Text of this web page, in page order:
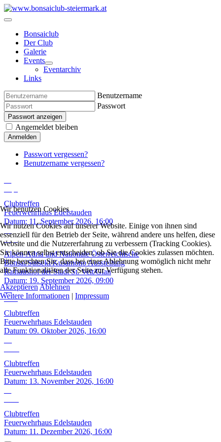
Bonsaiclub
Der Club
Galerie
Events
Eventarchiv
Links
Benutzername
Passwort
Passwort anzeigen
Angemeldet bleiben
Anmelden
Passwort vergessen?
Benutzername vergessen?
Clubtreffen
Feuerwehrhaus Edelstauden
Datum: 11. September 2026, 16:00
19
Sep.
Alpen-Adria und Nationale Österreichische
Bonsai/Suiseki/Kusamono Ausstellung
Rathaushof der Stadt St. Veit/Glan
Datum: 19. September 2026, 09:00
09
Okt.
Clubtreffen
Feuerwehrhaus Edelstauden
Datum: 09. Oktober 2026, 16:00
Clubtreffen
Feuerwehrhaus Edelstauden
Datum: 13. November 2026, 16:00
Clubtreffen
Feuerwehrhaus Edelstauden
Datum: 11. Dezember 2026, 16:00
Wir benutzen Cookies
Wir nutzen Cookies auf unserer Website. Einige von ihnen sind
essenziell für den Betrieb der Seite, während andere uns helfen, diese
Website und die Nutzererfahrung zu verbessern (Tracking Cookies).
Sie können selbst entscheiden, ob Sie die Cookies zulassen möchten.
Bitte beachten Sie, dass bei einer Ablehnung womöglich nicht mehr
alle Funktionalitäten der Seite zur Verfügung stehen.
AkzeptierenAblehnen
Weitere Informationen | Impressum